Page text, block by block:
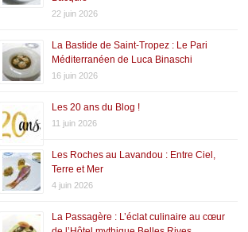
22 juin 2026
La Bastide de Saint-Tropez : Le Pari
Méditerranéen de Luca Binaschi
16 juin 2026
Les 20 ans du Blog !
11 juin 2026
Les Roches au Lavandou : Entre Ciel,
Terre et Mer
4 juin 2026
La Passagère : L’éclat culinaire au cœur